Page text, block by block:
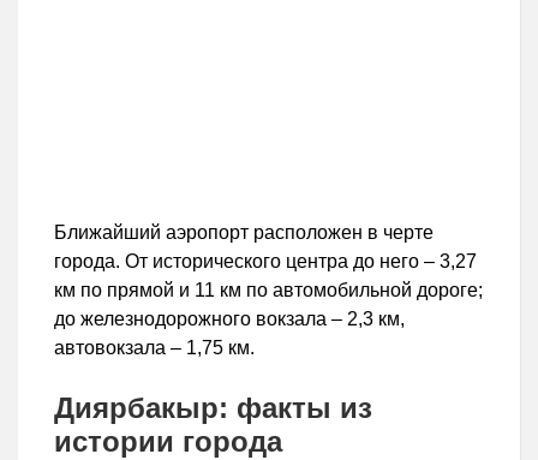
Ближайший аэропорт расположен в черте
города. От исторического центра до него – 3,27
км по прямой и 11 км по автомобильной дороге;
до железнодорожного вокзала – 2,3 км,
автовокзала – 1,75 км.
Диярбакыр: факты из
истории города